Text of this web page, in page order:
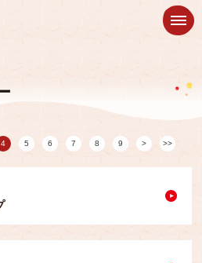
4 5 6 7 8 9